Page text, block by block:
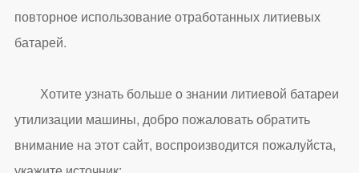
повторное использование отработанных литиевых
батарей.
Хотите узнать больше о знании литиевой батареи
утилизации машины, добро пожаловать обратить
внимание на этот сайт, воспроизводится пожалуйста,